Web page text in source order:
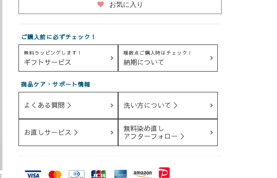
favorite お気に入り
ご購入前に必ずチェック！
無料ラッピングします！
ギフトサービス
複数点ご購入時はチェック！
納期について
商品ケア・サポート情報
よくある質問 ＞ 洗い方について ＞
お直しサービス ＞
無料染め直し
アフターフォロー ＞